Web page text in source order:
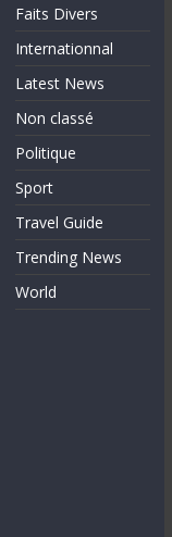
Faits Divers
Internationnal
Latest News
Non classé
Politique
Sport
Travel Guide
Trending News
World